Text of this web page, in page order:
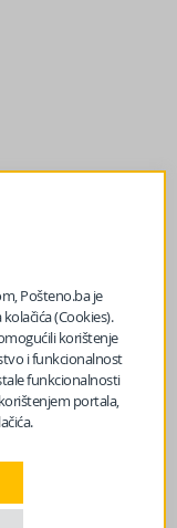
uslovima
Pošteno.ba je
(Cookies).
korištenje
i funkcionalnost
funkcionalnosti
portala,